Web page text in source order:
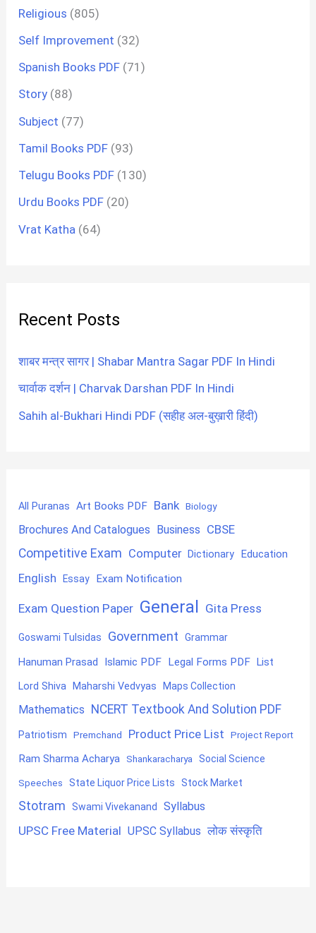
Religious (805)
Self Improvement (32)
Spanish Books PDF (71)
Story (88)
Subject (77)
Tamil Books PDF (93)
Telugu Books PDF (130)
Urdu Books PDF (20)
Vrat Katha (64)
Recent Posts
शाबर मन्त्र सागर | Shabar Mantra Sagar PDF In Hindi
चार्वाक दर्शन | Charvak Darshan PDF In Hindi
Sahih al-Bukhari Hindi PDF (सहीह अल-बुख़ारी हिंदी)
All Puranas Art Books PDF Bank Biology
Brochures And Catalogues Business CBSE
Competitive Exam Computer Dictionary Education
English Essay Exam Notification
Exam Question Paper General Gita Press
Goswami Tulsidas Government Grammar
Hanuman Prasad Islamic PDF Legal Forms PDF List
Lord Shiva Maharshi Vedvyas Maps Collection
Mathematics NCERT Textbook And Solution PDF
Patriotism Premchand Product Price List Project Report
Ram Sharma Acharya Shankaracharya Social Science
Speeches State Liquor Price Lists Stock Market
Stotram Swami Vivekanand Syllabus
UPSC Free Material UPSC Syllabus लोक संस्कृति